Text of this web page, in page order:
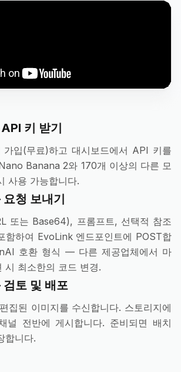
키 받기
가입(무료)하고 대시보드에서 API 키를
Banana 2와 170개 이상의 다른 모
사용 가능합니다.
청 보내기
또는 Base64), 프롬프트, 선택적 참조
함하여 EvoLink 엔드포인트에 POST합
호환 형식 — 다른 제공업체에서 마
시 최소한의 코드 변경.
토 및 배포
집된 이미지를 수신합니다. 스토리지에
널 전반에 게시합니다. 준비되면 배치
합니다.